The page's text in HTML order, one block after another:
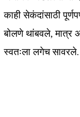
काही सेकंदांसाठी
बोलणे थांबवले, मात्र
स्वतःला लगेच सावरले.